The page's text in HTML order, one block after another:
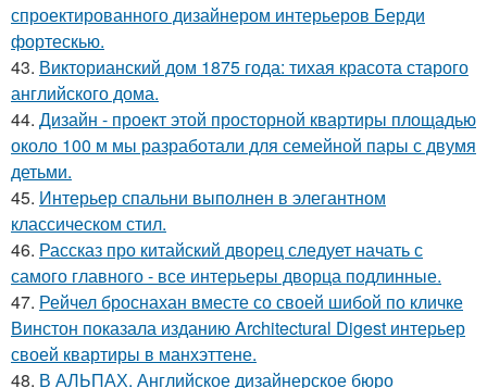
спроектированного дизайнером интерьеров Берди
фортескью.
43. Викторианский дом 1875 года: тихая красота старого
английского дома.
44. Дизайн - проект этой просторной квартиры площадью
около 100 м мы разработали для семейной пары с двумя
детьми.
45. Интерьер спальни выполнен в элегантном
классическом стил.
46. Рассказ про китайский дворец следует начать с
самого главного - все интерьеры дворца подлинные.
47. Рейчел броснахан вместе со своей шибой по кличке
Винстон показала изданию Architectural Digest интерьер
своей квартиры в манхэттене.
48. В АЛЬПАХ. Английское дизайнерское бюро